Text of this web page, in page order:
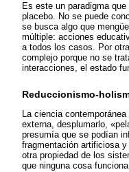
Es este un paradigma
placebo. No se puede
se busca algo que
múltiple: acciones
a todos los casos. Por
complejo porque no se
interacciones, el estado
Reduccionismo-
La ciencia
externa, desplumarlo,
presumía que se podían
fragmentación artificiosa
otra propiedad de los
que ninguna cosa